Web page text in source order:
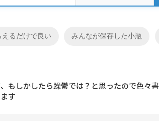
るだけで良い みんなが保存した小瓶
もしかしたら躁鬱では？と思ったので色々書
す